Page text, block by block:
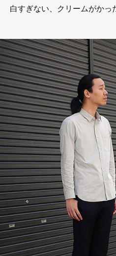
白すぎない、クリームがかっ